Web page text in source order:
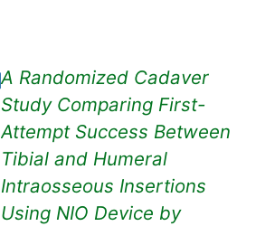
A Randomized Cadaver
Study Comparing First-
Attempt Success Between
Tibial and Humeral
Intraosseous Insertions
Using NIO Device by